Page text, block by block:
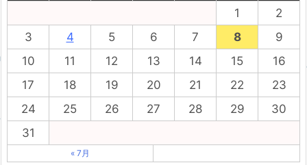
1
2
3
4 5 6 7 8
9
10
11 12 13 14 15
16
17
18 19 20 21 22
23
24
25 26 27 28 29
30
31
« 7月